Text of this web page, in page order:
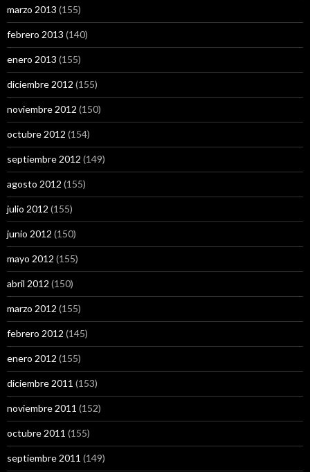
marzo 2013 (155)
febrero 2013 (140)
enero 2013 (155)
diciembre 2012 (155)
noviembre 2012 (150)
octubre 2012 (154)
septiembre 2012 (149)
agosto 2012 (155)
julio 2012 (155)
junio 2012 (150)
mayo 2012 (155)
abril 2012 (150)
marzo 2012 (155)
febrero 2012 (145)
enero 2012 (155)
diciembre 2011 (153)
noviembre 2011 (152)
octubre 2011 (155)
septiembre 2011 (149)